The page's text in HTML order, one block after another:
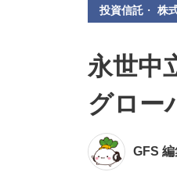
投資信託 ・ 株
永世中
グロー
GFS